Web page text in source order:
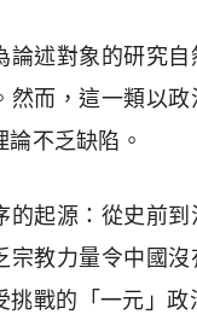
論述對象的研究
然而，這一類以
不乏缺陷。
起源：從史前
宗教力量令中國
挑戰的「一元」